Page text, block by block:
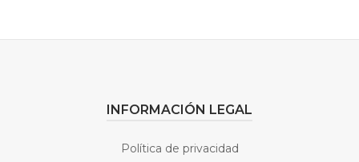
INFORMACIÓN LEGAL
Política de privacidad